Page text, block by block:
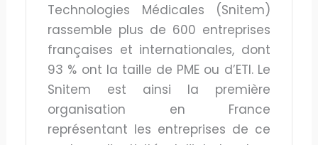
Technologies Médicales (Snitem)
rassemble plus de 600 entreprises
françaises et internationales, dont
93 % ont la taille de PME ou d’ETI. Le
Snitem est ainsi la première
organisation en France
représentant les entreprises de ce